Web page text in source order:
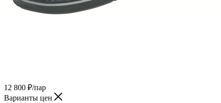
12 800 ₽/пар
Варианты цен